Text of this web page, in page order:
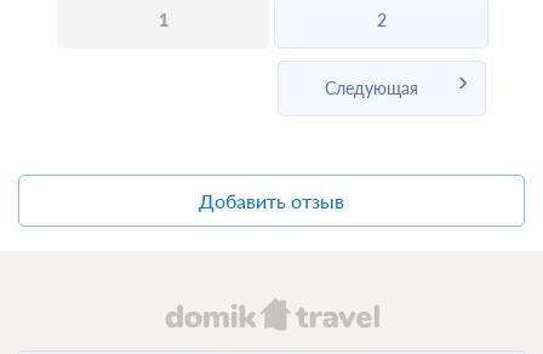
1 2
Следующая
Добавить отзыв